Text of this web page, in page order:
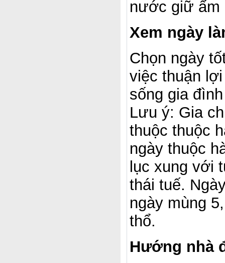
nước giữ ẩm
Xem ngày
Chọn ngày
việc thuận
sống gia
Lưu ý: Gia
thuộc thuộc
ngày thuộc
lục xung với
thái tuế.
ngày mùng
thổ.
Hướng nhà